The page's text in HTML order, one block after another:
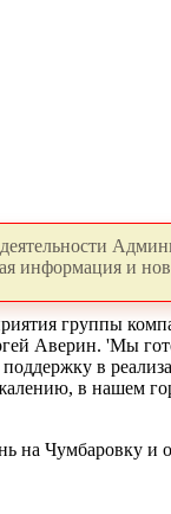
информация и
Аверин. 'Мы
в
в нашем
на Чумбаровку